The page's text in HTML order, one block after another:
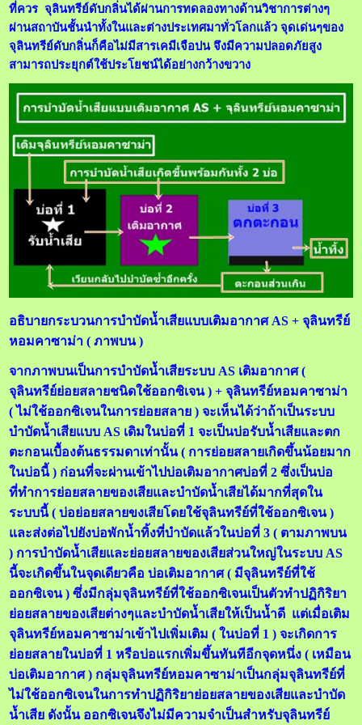
ที่ควร จุลินทรีย์ดับกลิ่นได้ผ่านการทดลองทางด้านวิชาการต่างๆ
ผ่านสถาบันชั้นนำทั้งในและต่างประเทศมาทั่วโลกแล้ว จุดเด่นๆของ
จุลินทรีย์ดับกลิ่นก็คือไม่มีสารเคมีเจือปน จึงมีความปลอดภัยสูง
สามารถประยุกต์ใช้ประโยชน์ได้อย่างกว้างขวาง
อธิบายกระบวนการบำบัดน้ำเสียแบบเติมอากาศ AS + จุลินทรีย์
หอมคาซาม่า ( ภาพบน )
จากภาพบนเป็นการบำบัดน้ำเสียระบบ AS เติมอากาศ (
จุลินทรีย์ย่อยสลายชนิดใช้ออกซิเจน ) + จุลินทรีย์หอมคาซาม่า
( ไม่ใช้ออกซิเจนในการย่อยสลาย ) จะเห็นได้ว่าถ้าเป็นระบบ
บำบัดน้ำเสียแบบ AS เดิมในบ่อที่ 1 จะเป็นบ่อรับน้ำเสียและตก
ตะกอนเบื้องต้นธรรมดาเท่านั้น ( การย่อยสลายเกิดขึ้นน้อยมาก
ในบ่อนี้ ) ก่อนที่จะผ่านเข้าไปบ่อเติมอากาศบ่อที่ 2 ซึ่งเป็นบ่อ
ที่ทำการย่อยสลายของเสียและบำบัดน้ำเสียได้มากที่สุดใน
ระบบนี้ ( บ่อย่อยสลายขงเสียโดยใช้จุลินทรีย์ที่ใช้ออกซิเจน )
และส่งต่อไปยังบ่อพักน้ำทิ้งที่บำบัดแล้วในบ่อที่ 3 ( ตามภาพบน
) การบำบัดน้ำเสียและย่อยสลายของเสียส่วนใหญ่ในระบบ AS
นี้จะเกิดขึ้นในจุดเดียวคือ บ่อเติมอากาศ ( มีจุลินทรีย์ที่ใช้
ออกซิเจน ) ซึ่งมีกลุ่มจุลินทรีย์ที่ใช้ออกซิเจนเป็นตัวทำปฏิกิริยา
ย่อยสลายของเสียต่างๆและบำบัดน้ำเสียให้เป็นน้ำดี แต่เมื่อเติม
จุลินทรีย์หอมคาซาม่าเข้าไปเพิ่มเติม ( ในบ่อที่ 1 ) จะเกิดการ
ย่อยสลายในบ่อที่ 1 หรือบ่อแรกเพิ่มขึ้นทันทีอีกจุดหนึ่ง ( เหมือน
บ่อเติมอากาศ ) กลุ่มจุลินทรีย์หอมคาซาม่าเป็นกลุ่มจุลินทรีย์ที่
ไม่ใช้ออกซิเจนในการทำปฏิกิริยาย่อยสลายของเสียและบำบัด
น้ำเสีย ดังนั้น ออกซิเจนจึงไม่มีความจำเป็นสำหรับจุลินทรีย์